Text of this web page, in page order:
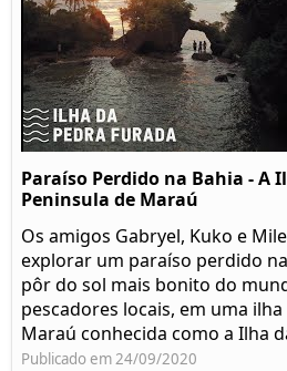
Paraíso Perdido na Bahia - A
Peninsula de Maraú
Os amigos Gabryel, Kuko e
explorar um paraíso perdido
pôr do sol mais bonito do
pescadores locais, em uma
Maraú conhecida como a Ilha
Publicado em 24/09/2020